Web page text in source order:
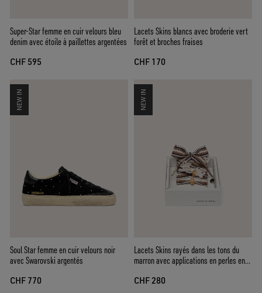
Super-Star femme en cuir velours bleu
denim avec étoile à paillettes argentées
CHF 595
Lacets Skins blancs avec broderie vert
forêt et broches fraises
CHF 170
NEW IN
Soul Star femme en cuir velours noir
avec Swarovski argentés
CHF 770
NEW IN
Lacets Skins rayés dans les tons du
marron avec applications en perles en
CHF 280